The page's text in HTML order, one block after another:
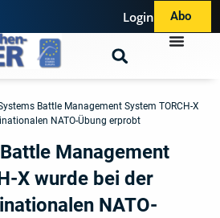
Login Abo
Battle Management System TORCH-X
NATO-Übung erprobt
Management
X wurde bei der
NATO-